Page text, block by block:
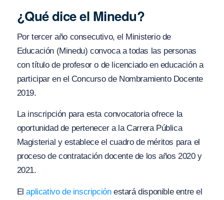
¿Qué dice el Minedu?
Por tercer año consecutivo, el Ministerio de
Educación (Minedu) convoca a todas las personas
con título de profesor o de licenciado en educación a
participar en el Concurso de Nombramiento Docente
2019.
La inscripción para esta convocatoria ofrece la
oportunidad de pertenecer a la Carrera Pública
Magisterial y establece el cuadro de méritos para el
proceso de contratación docente de los años 2020 y
2021.
Elaplicativo de inscripciónestará disponible entre el